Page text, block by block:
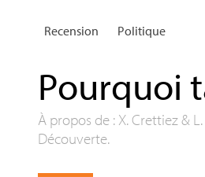
Recension Politique
Pourquoi
À propos de : X. Crettiez &
Découverte.